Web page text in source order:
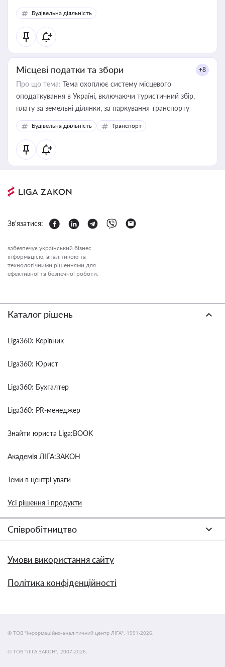
Будівельна діяльність
Місцеві податки та збори +8
Про що тема: Тема охоплює систему місцевого
оподаткування в Україні, включаючи туристичний збір,
плату за земельні ділянки, за паркування транспорту
Будівельна діяльність Транспорт
Зв'язатися:
забезпечує український бізнес
інформацією, аналітикою та
технологічними рішеннями для
ефективної та безпечної роботи.
Каталог рішень
Liga360: Керівник
Liga360: Юрист
Liga360: Бухгалтер
Liga360: PR-менеджер
Знайти юриста Liga:BOOK
Академія ЛІГА:ЗАКОН
Теми в центрі уваги
Усі рішення і продукти
Співробітництво
Умови використання сайту
Політика конфіденційності
© ТОВ "інформаційно-аналітичний центр ЛІГА", 1991-2026.
© ТОВ "ЛІГА ЗАКОН", 2007-2026.